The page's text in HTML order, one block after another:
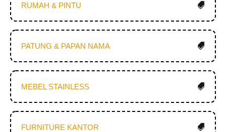
RUMAH & PINTU
PATUNG & PAPAN NAMA
MEBEL STAINLESS
FURNITURE KANTOR